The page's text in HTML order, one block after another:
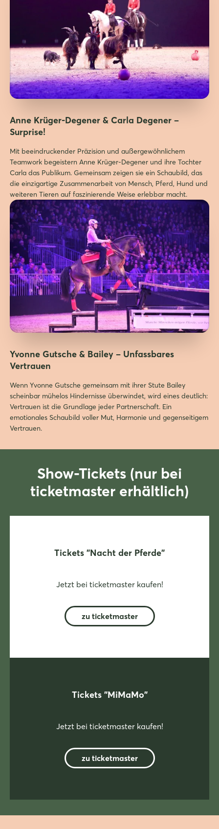
Anne Krüger-Degener & Carla Degener –
Surprise!
Mit beeindruckender Präzision und außergewöhnlichem
Teamwork begeistern Anne Krüger-Degener und ihre Tochter
Carla das Publikum. Gemeinsam zeigen sie ein Schaubild, das
die einzigartige Zusammenarbeit von Mensch, Pferd, Hund und
weiteren Tieren auf faszinierende Weise erlebbar macht.
Yvonne Gutsche & Bailey – Unfassbares
Vertrauen
Wenn Yvonne Gutsche gemeinsam mit ihrer Stute Bailey
scheinbar mühelos Hindernisse überwindet, wird eines deutlich:
Vertrauen ist die Grundlage jeder Partnerschaft. Ein
emotionales Schaubild voller Mut, Harmonie und gegenseitigem
Vertrauen.
Show-Tickets (nur bei
ticketmaster erhältlich)
Tickets "Nacht der Pferde"
Jetzt bei ticketmaster kaufen!
zu ticketmaster
Tickets "MiMaMo"
Jetzt bei ticketmaster kaufen!
zu ticketmaster